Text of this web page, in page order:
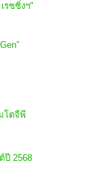
รซซิ่งฯ"
โตจีพี
ปี 2568